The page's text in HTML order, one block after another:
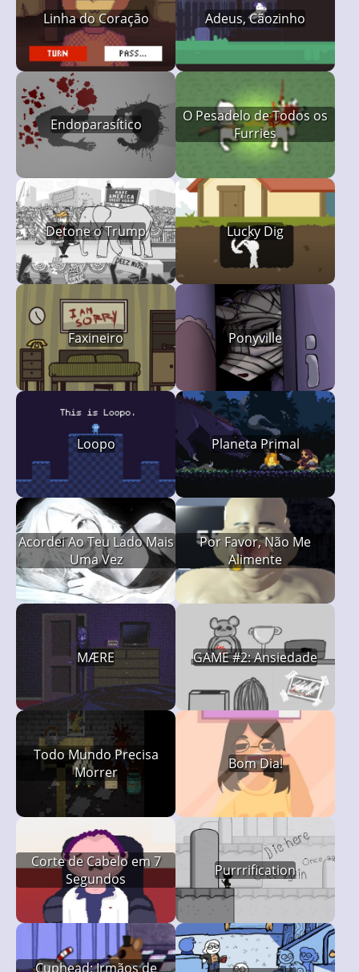
Linha do Coração Adeus, Cãozinho
Endoparasítico
O Pesadelo de Todos os
Furries
Detone o Trump Lucky Dig
Faxineiro Ponyville
Loopo Planeta Primal
Acordei Ao Teu Lado Mais
Uma Vez
Por Favor, Não Me
Alimente
MÆRE GAME #2: Ansiedade
Todo Mundo Precisa
Morrer
Bom Dia!
Corte de Cabelo em 7
Segundos
Purrrification
Cuphead: Irmãos de